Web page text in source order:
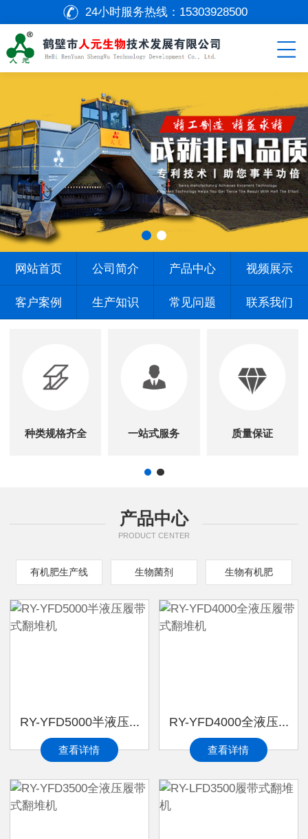
24小时服务热线： 15303928500
网站首页 公司简介 产品中心 视频展示
客户案例 生产知识 常见问题 联系我们
种类规格齐全 一站式服务 质量保证
产品中心
PRODUCT CENTER
有机肥生产线 生物菌剂 生物有机肥
RY-YFD5000半液压...
查看详情
RY-YFD4000全液压...
查看详情